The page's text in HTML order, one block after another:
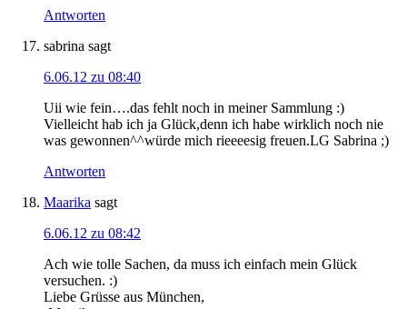
Antworten
sabrina sagt
6.06.12 zu 08:40
Uii wie fein….das fehlt noch in meiner Sammlung :)
Vielleicht hab ich ja Glück,denn ich habe wirklich noch nie
was gewonnen^^würde mich rieeeesig freuen.LG Sabrina ;)
Antworten
Maarika sagt
6.06.12 zu 08:42
Ach wie tolle Sachen, da muss ich einfach mein Glück
versuchen. :)
Liebe Grüsse aus München,